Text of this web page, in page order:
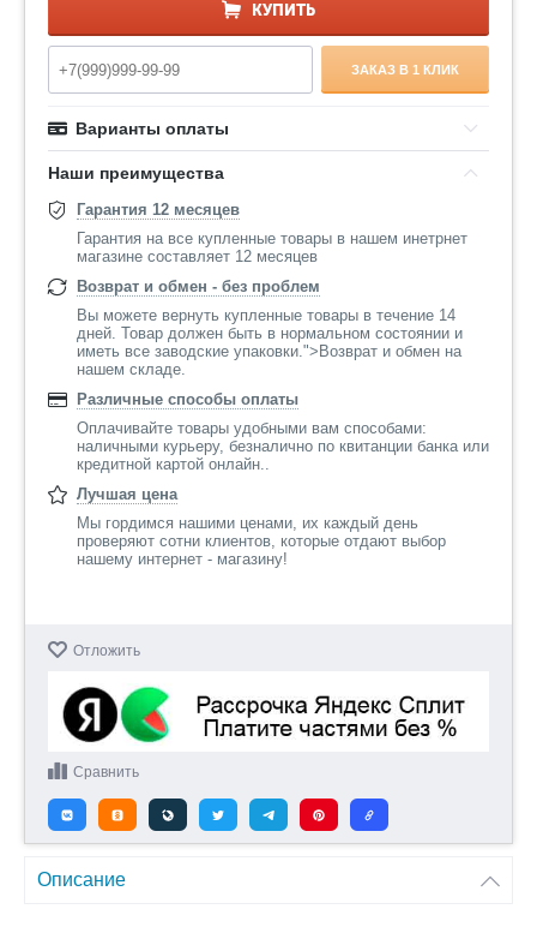
КУПИТЬ
ЗАКАЗ В 1 КЛИК
Варианты оплаты
Наши преимущества
Гарантия 12 месяцев
Гарантия на все купленные товары в нашем инетрнет
магазине составляет 12 месяцев
Возврат и обмен - без проблем
Вы можете вернуть купленные товары в течение 14
дней. Товар должен быть в нормальном состоянии и
иметь все заводские упаковки.">Возврат и обмен на
нашем складе.
Различные способы оплаты
Оплачивайте товары удобными вам способами:
наличными курьеру, безналично по квитанции банка или
кредитной картой онлайн..
Лучшая цена
Мы гордимся нашими ценами, их каждый день
проверяют сотни клиентов, которые отдают выбор
нашему интернет - магазину!
Отложить
Сравнить
Описание